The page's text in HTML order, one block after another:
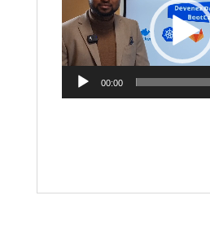
00:00